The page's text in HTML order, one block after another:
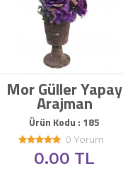
Mor Güller Yapay
Arajman
Ürün Kodu : 185
0 Yorum
0.00 TL